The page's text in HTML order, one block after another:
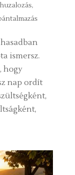
,
ismersz.
hogy
nap ordít